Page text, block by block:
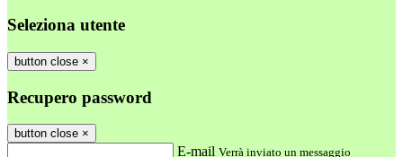
Seleziona utente
button close ×
Recupero password
button close ×
E-mail Verrà inviato un messaggio